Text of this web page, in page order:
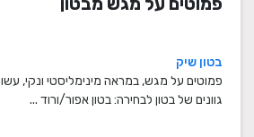
בטון שיק
פמוטים על מגש, במראה מינימליסטי ונקי,
גוונים של בטון לבחירה: בטון אפור/ורוד ...